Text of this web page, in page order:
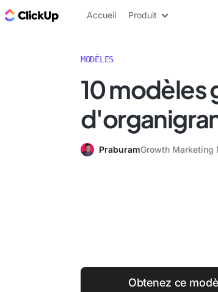
ClickUp Blog
Accueil Produit
MODÈLES
10 modèles
PraburamGrowth Marketing
Obtenez ce